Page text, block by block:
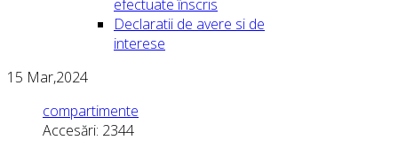
efectuate înscris
Declaratii de avere si de
interese
15 Mar,2024
compartimente
Accesări: 2344